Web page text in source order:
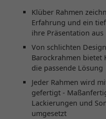
Klüber Rahmen
Erfahrung und ein
ihre Präsentation aus
Von schlichten
Barockrahmen bietet
die passende Lösung
Jeder Rahmen wird
gefertigt -
Lackierungen und
umgesetzt